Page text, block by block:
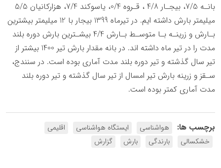
ﻣﯿﻠﯿﻤﺘﺮ ﺑﺎرش داﺷﺘﻪ اﯾﻢ. در ﺗﯿﺮﻣﺎه 1399 ﺑﯿﺠﺎر ﺑﺎ 12 ﻣﯿﻠﯿﻤﺘﺮ ﺑﯿﺸﺘﺮﯾﻦ
ﺑـﺎرش و زرﯾﻨـﻪ ﺑـﺎ ﻣﺘﻮﺳـﻂ ﺑـﺎرش 4/4 ﺑﯿﺸـﺘﺮﯾﻦ ﺑﺎرش دوره ﺑﻠﻨﺪ
ﻣﺪت را در ﺗﯿﺮ ﻣﺎه داﺷﺘﻪ اﻧﺪ. در ﺑﺎﻧﻪ ﻣﻘﺪار ﺑﺎرش ﺗﯿﺮ 1400 ﺑﯿﺸﺘﺮ از
ﺗﯿﺮ ﺳﺎل ﮔﺬﺷﺘﻪ و ﺗﯿﺮ دوره ﺑﻠﻨﺪ ﻣﺪت آﻣﺎري ﺑﻮده اﺳﺖ. در ﺳﻨﻨﺪج،
ﺳـﻘﺰ و زرﯾﻨﻪ ﺑﺎرش ﺗﯿﺮ اﻣﺴﺎل از ﺗﯿﺮ ﺳﺎل ﮔﺬﺷﺘﻪ و ﺗﯿﺮ دوره ﺑﻠﻨﺪ
ﻣﺪت آﻣﺎري ﮐﻤﺘﺮ ﺑﻮده اﺳﺖ.
برچسب ها: هواشناسی ایستگاه هواشناسی
اقلیمی
خشکسالی
بارندگی بارش گزارش